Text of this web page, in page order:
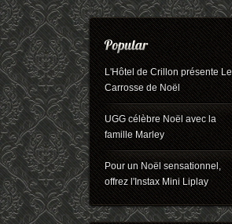
L'Hôtel de Crillon présente Le
Carrosse de Noël
UGG célèbre Noël avec la
famille Marley
Pour un Noël sensationnel,
offrez l'Instax Mini Liplay